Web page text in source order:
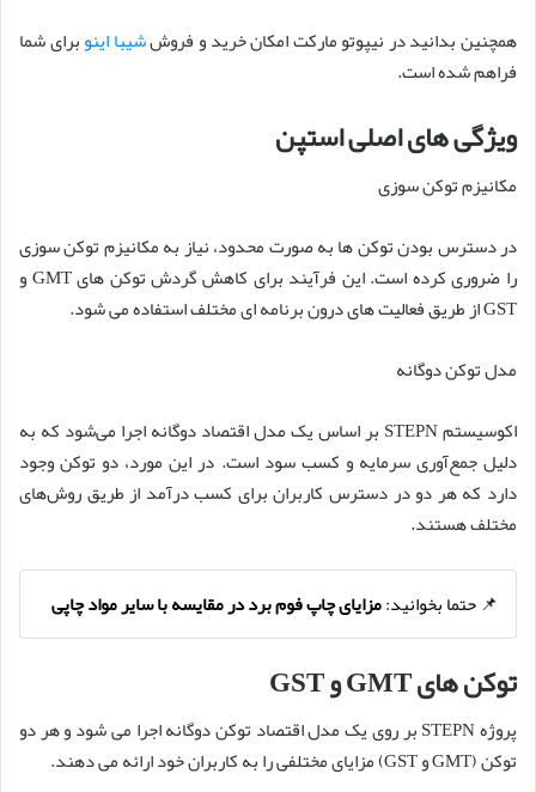
همچنین بدانید در نیپوتو مارکت امکان خرید و فروششیبا اینوبرای شما
فراهم شده است.
ویژگی های اصلی استپن
مکانیزم توکن سوزی
در دسترس بودن توکن ها به صورت محدود، نیاز به مکانیزم توکن سوزی
را ضروری کرده است. این فرآیند برای کاهش گردش توکن های GMT و
GST از طریق فعالیت های درون برنامه ای مختلف استفاده می شود.
مدل توکن دوگانه
اکوسیستم STEPN بر اساس یک مدل اقتصاد دوگانه اجرا می‌شود که به
دلیل جمع‌آوری سرمایه و کسب سود است. در این مورد، دو توکن وجود
دارد که هر دو در دسترس کاربران برای کسب درآمد از طریق روش‌های
مختلف هستند.
📌 حتما بخوانید:مزایای چاپ فوم برد در مقایسه با سایر مواد چاپی
توکن های GMT و GST
پروژه STEPN بر روی یک مدل اقتصاد توکن دوگانه اجرا می شود و هر دو
توکن (GMT و GST) مزایای مختلفی را به کاربران خود ارائه می دهند.